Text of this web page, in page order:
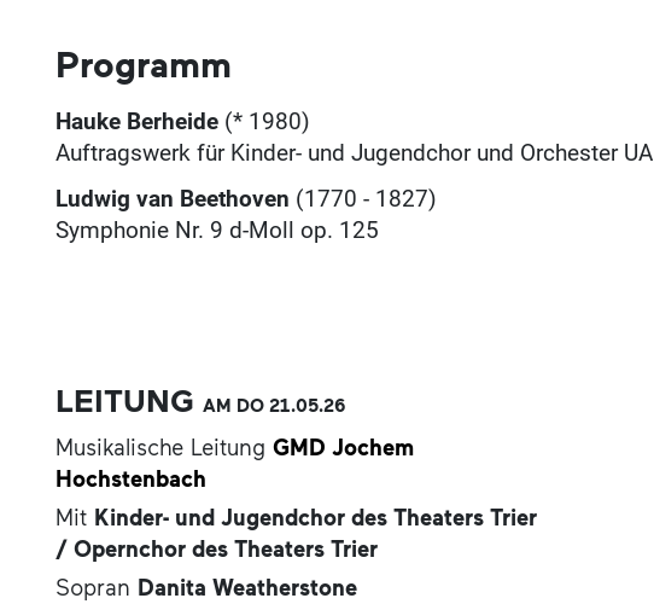
Programm
Hauke Berheide (* 1980)
Auftragswerk für Kinder- und Jugendchor und Orchester UA
Ludwig van Beethoven (1770 - 1827)
Symphonie Nr. 9 d-Moll op. 125
LEITUNG AM DO 21.05.26
Musikalische Leitung GMD Jochem
Hochstenbach
Mit Kinder- und Jugendchor des Theaters Trier
/ Opernchor des Theaters Trier
Sopran Danita Weatherstone